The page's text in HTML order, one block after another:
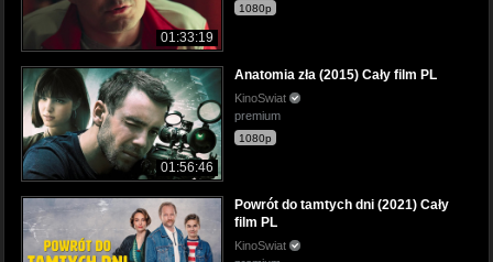
01:33:19
1080p
01:56:46
Anatomia zła (2015) Cały film PL
KinoSwiat
premium
1080p
Powrót do tamtych dni (2021) Cały
film PL
KinoSwiat